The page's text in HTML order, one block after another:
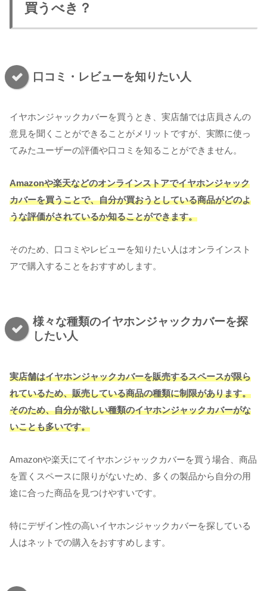
買うべき？
口コミ・レビューを知りたい人
イヤホンジャックカバーを買うとき、実店舗では店員さんの
意見を聞くことができることがメリットですが、実際に使っ
てみたユーザーの評価や口コミを知ることができません。
Amazonや楽天などのオンラインストアでイヤホンジャック
カバーを買うことで、自分が買おうとしている商品がどのよ
うな評価がされているか知ることができます。
そのため、口コミやレビューを知りたい人はオンラインスト
アで購入することをおすすめします。
様々な種類のイヤホンジャックカバーを探
したい人
実店舗はイヤホンジャックカバーを販売するスペースが限ら
れているため、販売している商品の種類に制限があります。
そのため、自分が欲しい種類のイヤホンジャックカバーがな
いことも多いです。
Amazonや楽天にてイヤホンジャックカバーを買う場合、商品
を置くスペースに限りがないため、多くの製品から自分の用
途に合った商品を見つけやすいです。
特にデザイン性の高いイヤホンジャックカバーを探している
人はネットでの購入をおすすめします。